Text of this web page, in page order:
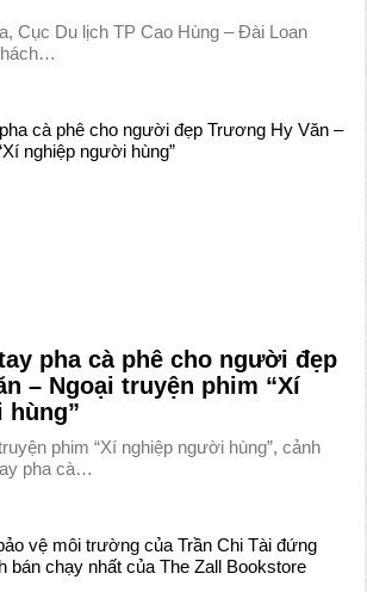
Cục Du lịch TP Cao Hùng – Đài Loan
pha cà phê cho người đẹp
– Ngoại truyện phim “Xí
hùng”
phim “Xí nghiệp người hùng”, cảnh
pha cà…